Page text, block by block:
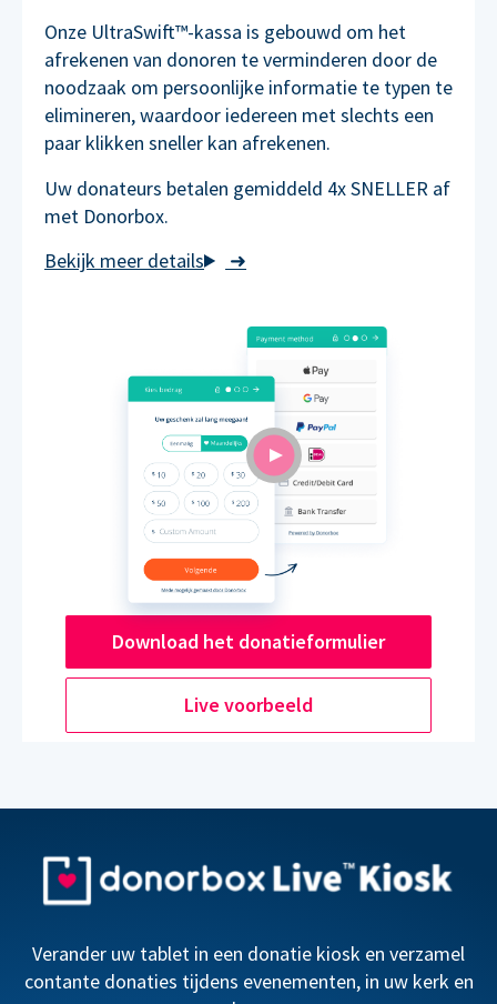
➜
Onze UltraSwift™-kassa is gebouwd om het
afrekenen van donoren te verminderen door de
noodzaak om persoonlijke informatie te typen te
elimineren, waardoor iedereen met slechts een
paar klikken sneller kan afrekenen.
Uw donateurs betalen gemiddeld 4x SNELLER af
met Donorbox.
Download het donatieformulier
Live voorbeeld
Verander uw tablet in een donatie kiosk en verzamel
contante donaties tijdens evenementen, in uw kerk en